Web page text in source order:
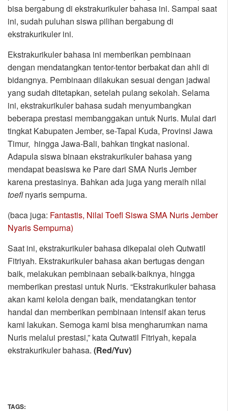
bisa bergabung di ekstrakurikuler bahasa ini. Sampai saat
ini, sudah puluhan siswa pilihan bergabung di
ekstrakurikuler ini.
Ekstrakurikuler bahasa ini memberikan pembinaan
dengan mendatangkan tentor-tentor berbakat dan ahli di
bidangnya. Pembinaan dilakukan sesuai dengan jadwal
yang sudah ditetapkan, setelah pulang sekolah. Selama
ini, ekstrakurikuler bahasa sudah menyumbangkan
beberapa prestasi membanggakan untuk Nuris. Mulai dari
tingkat Kabupaten Jember, se-Tapal Kuda, Provinsi Jawa
Timur, hingga Jawa-Bali, bahkan tingkat nasional.
Adapula siswa binaan ekstrakurikuler bahasa yang
mendapat beasiswa ke Pare dari SMA Nuris Jember
karena prestasinya. Bahkan ada juga yang meraih nilai
toeflnyaris sempurna.
(baca juga: Fantastis, Nilai Toefl Siswa SMA Nuris Jember
Nyaris Sempurna)
Saat ini, ekstrakurikuler bahasa dikepalai oleh Qutwatil
Fitriyah. Ekstrakurikuler bahasa akan bertugas dengan
baik, melakukan pembinaan sebaik-baiknya, hingga
memberikan prestasi untuk Nuris. “Ekstrakurikuler bahasa
akan kami kelola dengan baik, mendatangkan tentor
handal dan memberikan pembinaan intensif akan terus
kami lakukan. Semoga kami bisa mengharumkan nama
Nuris melalui prestasi,” kata Qutwatil Fitriyah, kepala
ekstrakurikuler bahasa. (Red/Yuv)
TAGS: